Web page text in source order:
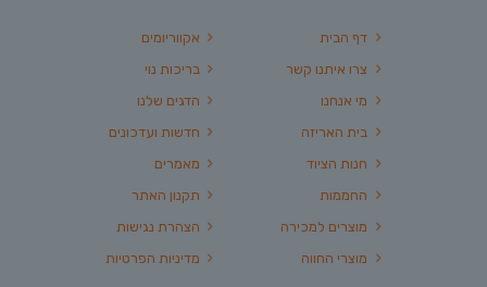
אקווריומים
בריכות נוי
הדגים שלנו
חדשות ועדכונים
מאמרים
תקנון האתר
הצהרת נגישות
מדיניות הפרטיות
דף הבית
צרו איתנו קשר
מי אנחנו
בית האריזה
חנות הציוד
החממות
מוצרים למכירה
מוצרי החווה